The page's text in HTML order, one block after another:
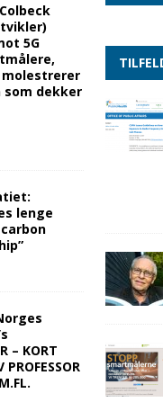
5G
molestrerer
dekker
lenge
– KORT